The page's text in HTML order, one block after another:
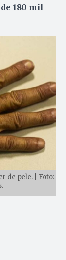
180 mil
de pele. | Foto: